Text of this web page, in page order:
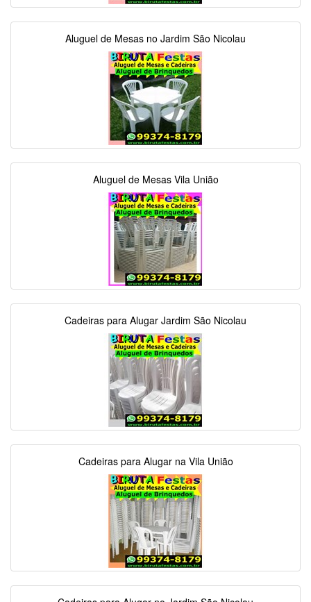
Aluguel de Mesas no Jardim São Nicolau
Aluguel de Mesas Vila União
Cadeiras para Alugar Jardim São Nicolau
Cadeiras para Alugar na Vila União